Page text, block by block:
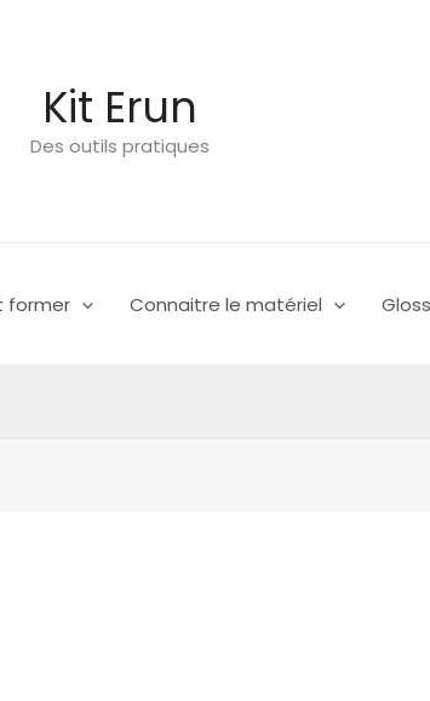
Kit Erun
Des outils pratiques
former Connaitre le matériel